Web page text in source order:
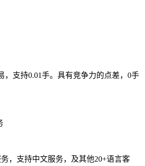
支持0.01手。具有竞争力的点差，0手
支持中文服务，及其他20+语言客